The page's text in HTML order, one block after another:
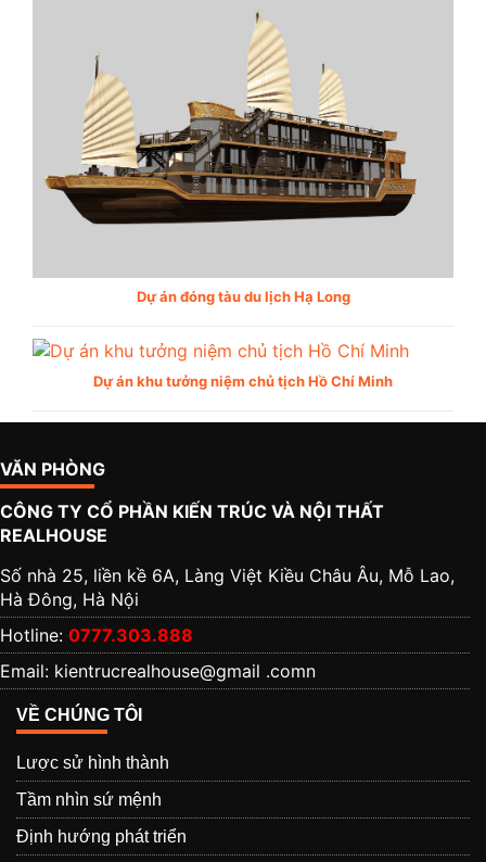
Dự án đóng tàu du lịch Hạ Long
Dự án khu tưởng niệm chủ tịch Hồ Chí Minh
VĂN PHÒNG
CÔNG TY CỔ PHẦN KIẾN TRÚC VÀ NỘI THẤT
REALHOUSE
Số nhà 25, liền kề 6A, Làng Việt Kiều Châu Âu, Mỗ Lao,
Hà Đông, Hà Nội
Hotline: 0777.303.888
Email: kientrucrealhouse@gmail .comn
VỀ CHÚNG TÔI
Lược sử hình thành
Tầm nhìn sứ mệnh
Định hướng phát triển